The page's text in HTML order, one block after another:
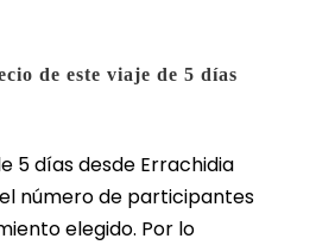
de este viaje de 5 días
5 días desde Errachidia
número de participantes
elegido. Por lo